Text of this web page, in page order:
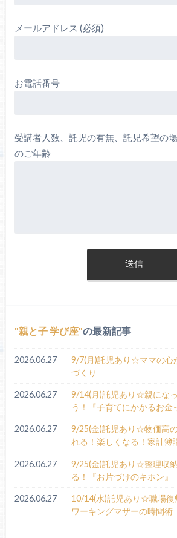
メールアドレス (必須)
お電話番号
受講者人数、託児の有無、託児希望の
のご年齢
親と子 学び座 の最新記事
2026.06.27
9/7(月)託児あり☆ママの心
づくり
2026.06.27
9/14(月)託児あり☆親にな
う！『子育てにかかるお金
2026.06.27
9/25(金)託児あり☆物価高
れる！楽しくなる！家計簿
2026.06.27
9/25(金)託児あり☆整理収
る！『お片づけのキホン』
2026.06.27
10/14(水)託児あり☆職場復
ワーキングマザーの時間術